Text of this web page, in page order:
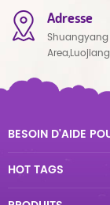
Adresse
BESOIN D'AIDE
HOT TAGS